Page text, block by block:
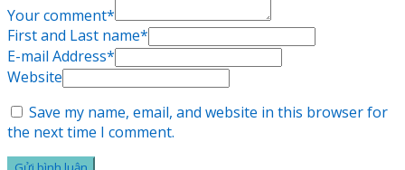
Your comment*
First and Last name*
E-mail Address*
Website
Save my name, email, and website in this browser for
the next time I comment.